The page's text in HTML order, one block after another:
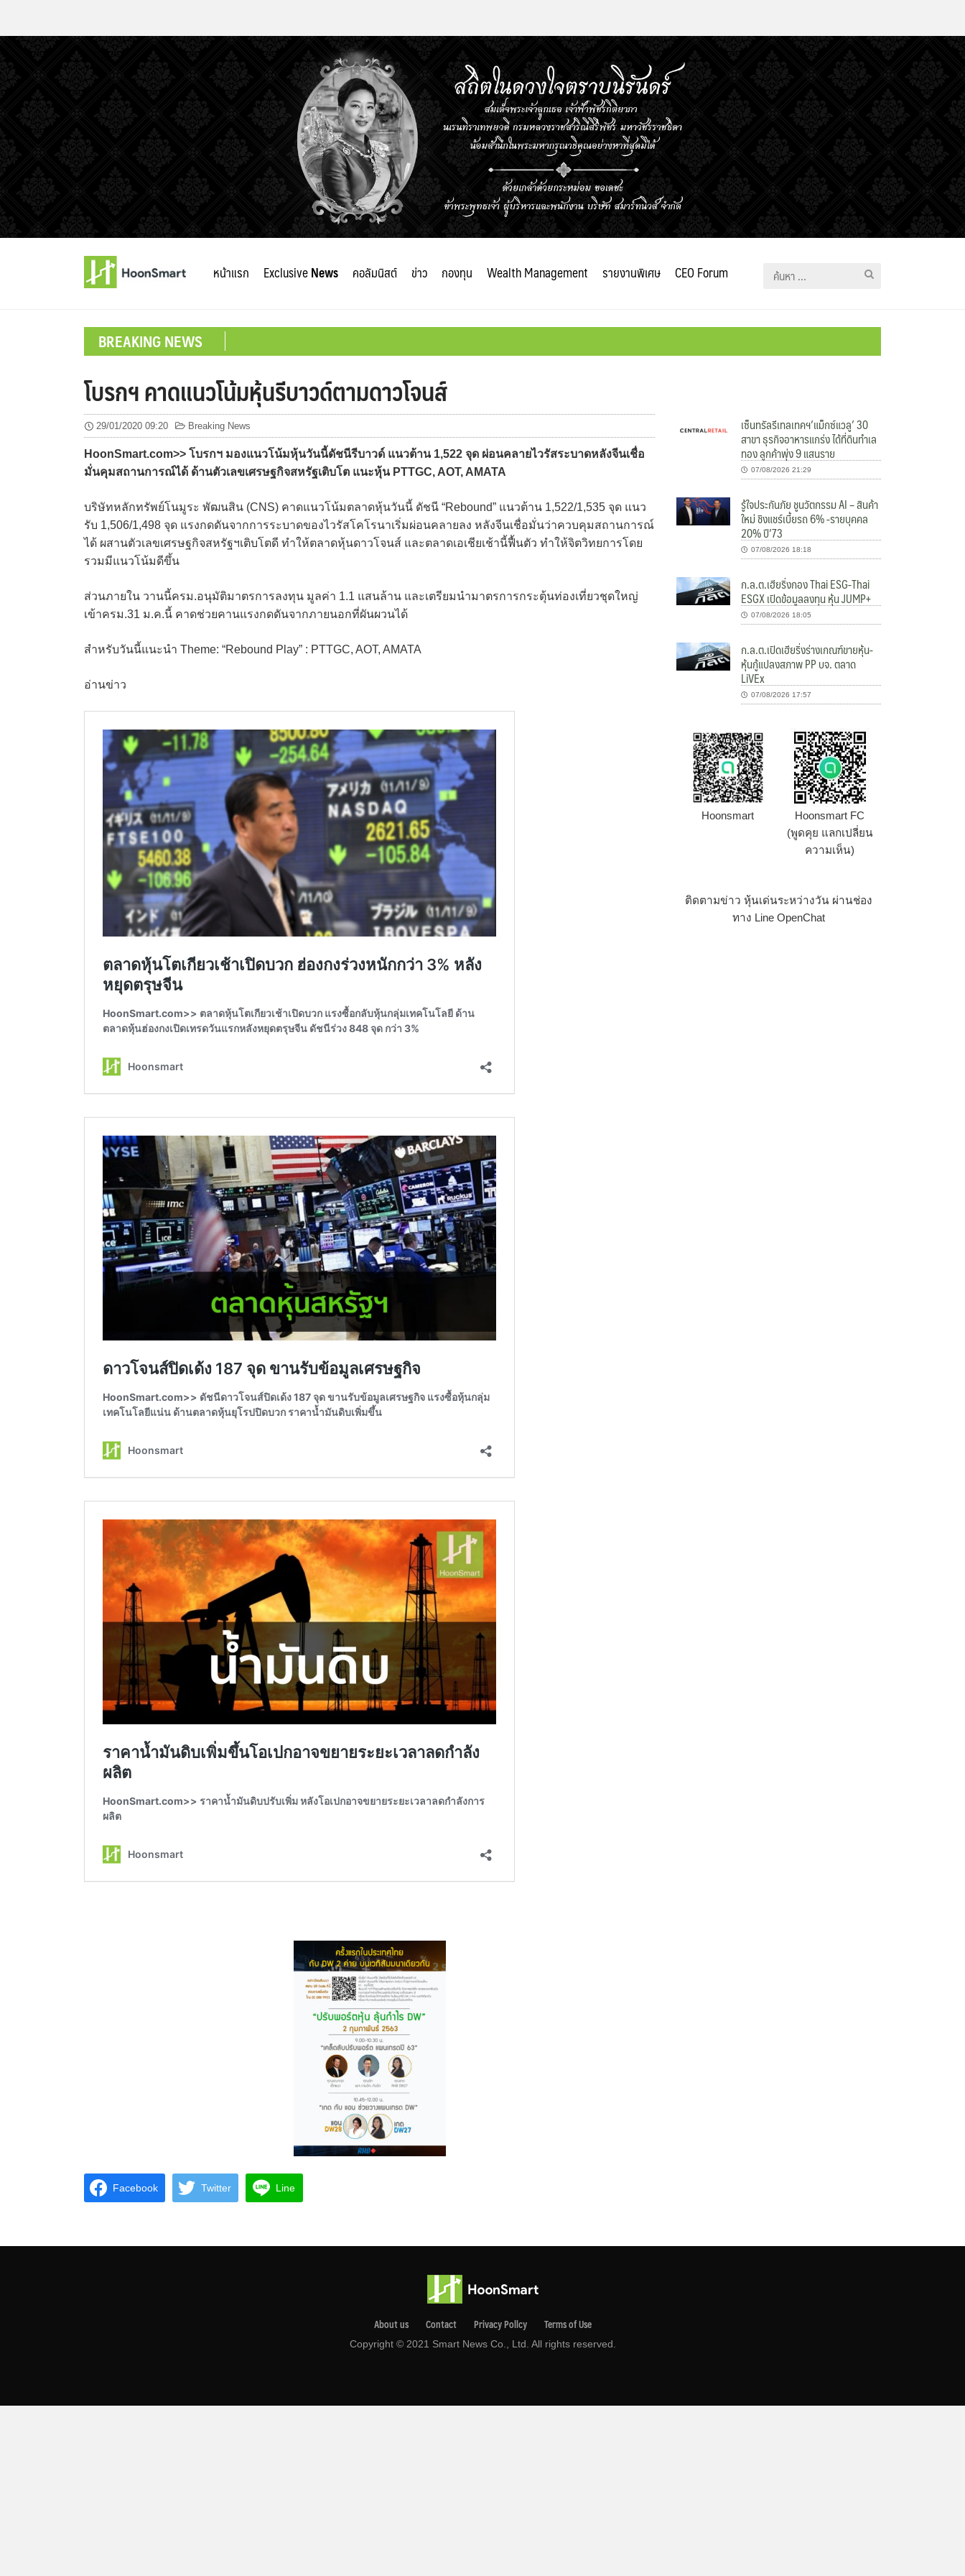
หน้าแรก ExclusiveNews คอลัมนิสต์ ข่าว กองทุน Wealth Management รายงานพิเศษ CEO Forum
ค้นหา
BREAKING NEWS
โบรกฯ คาดแนวโน้มหุ้นรีบาวด์ตามดาวโจนส์
29/01/2020 09:20 Breaking News
HoonSmart.com>> โบรกฯ มองแนวโน้มหุ้นวันนี้ดัชนีรีบาวด์ แนวต้าน 1,522 จุด ผ่อนคลายไวรัสระบาดหลังจีนเชื่อ
มั่นคุมสถานการณ์ได้ ด้านตัวเลขเศรษฐกิจสหรัฐเติบโต แนะหุ้น PTTGC, AOT, AMATA
บริษัทหลักทรัพย์โนมูระ พัฒนสิน (CNS) คาดแนวโน้มตลาดหุ้นวันนี้ ดัชนี “Rebound” แนวต้าน 1,522/1,535 จุด แนว
รับ 1,506/1,498 จุด แรงกดดันจากการระบาดของไวรัสโคโรนาเริ่มผ่อนคลายลง หลังจีนเชื่อมั่นว่าควบคุมสถานการณ์
ได้ ผสานตัวเลขเศรษฐกิจสหรัฐฯเติบโตดี ทำให้ตลาดหุ้นดาวโจนส์ และตลาดเอเชียเช้านี้ฟื้นตัว ทำให้จิตวิทยการโดย
รวมมีแนวโน้มดีขึ้น
ส่วนภายใน วานนี้ครม.อนุมัติมาตรการลงทุน มูลค่า 1.1 แสนล้าน และเตรียมนำมาตรการกระตุ้นท่องเที่ยวชุดใหญ่
เข้าครม.31 ม.ค.นี้ คาดช่วยคานแรงกดดันจากภายนอกที่ผันผวนได้
สำหรับวันนี้แนะนำ Theme: “Rebound Play” : PTTGC, AOT, AMATA
อ่านข่าว
Facebook Twitter Line
เซ็นทรัลรีเทลเทคฯ’แม็กซ์แวลู’ 30
สาขา ธุรกิจอาหารแกร่ง ได้ที่ดินทำเล
ทอง ลูกค้าพุ่ง 9 แสนราย
07/08/2026 21:29
รู้ใจประกันภัย ชูนวัตกรรม AI – สินค้า
ใหม่ ชิงแชร์เบี้ยรถ 6% -รายบุคคล
20% ปี’73
07/08/2026 18:18
ก.ล.ต.เฮียริ่งกอง Thai ESG-Thai
ESGX เปิดข้อมูลลงทุน หุ้น JUMP+
07/08/2026 18:05
ก.ล.ต.เปิดเฮียริ่งร่างเกณฑ์ขายหุ้น-
หุ้นกู้แปลงสภาพ PP บจ. ตลาด
LiVEx
07/08/2026 17:57
Hoonsmart
Hoonsmart FC
(พูดคุย แลกเปลี่ยน
ความเห็น)
ติดตามข่าว หุ้นเด่นระหว่างวัน ผ่านช่อง
ทาง Line OpenChat
About us Contact Privacy Pollcy Terms of Use
Copyright © 2021 Smart News Co., Ltd. All rights reserved.